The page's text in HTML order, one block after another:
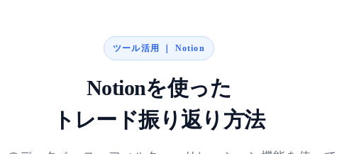
ツール活用 ｜ Notion
Notionを使った
トレード振り返り方法